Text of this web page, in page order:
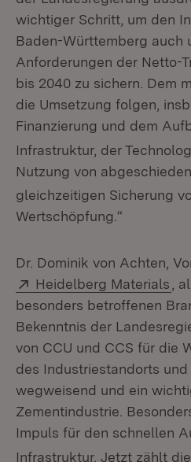
wichtiger Schritt, um den
Baden-Württemberg auch
Anforderungen der Netto-
bis 2040 zu sichern. Dem
die Umsetzung folgen,
Finanzierung und dem
Infrastruktur, der
Nutzung von
gleichzeitigen Sicherung
Wertschöpfung.“
Dr. Dominik von Achten,
Extern:
Heidelberg Materials,
besonders betroffenen
Bekenntnis der
von CCU und CCS für die
des Industriestandorts
wegweisend und ein
Zementindustrie.
Impuls für den schnellen
Infrastruktur. Jetzt zählt